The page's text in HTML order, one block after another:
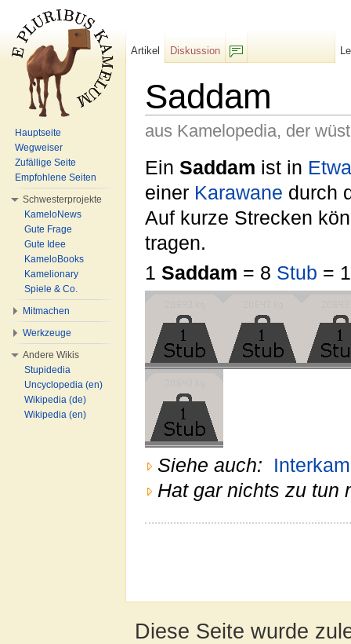
Saddam
aus Kamelopedia, der
Ein Saddam ist in Etwa
einer Karawane durch
Auf kurze Strecken
tragen.
1 Saddam = 8 Stub =
Siehe auch:
Hat gar nichts zu tun
Artikel
Diskussion
Hauptseite
Wegweiser
Zufällige Seite
Empfohlene Seiten
Schwesterprojekte
KameloNews
Gute Frage
Gute Idee
KameloBooks
Kamelionary
Spiele & Co.
Mitmachen
Werkzeuge
Andere Wikis
Stupidedia
Uncyclopedia (en)
Wikipedia (de)
Wikipedia (en)
Diese Seite wurde